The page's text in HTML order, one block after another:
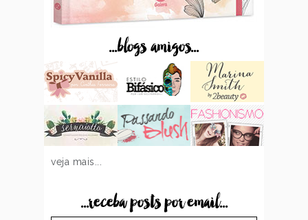
...blogs amigos...
veja mais...
...receba posts por email...